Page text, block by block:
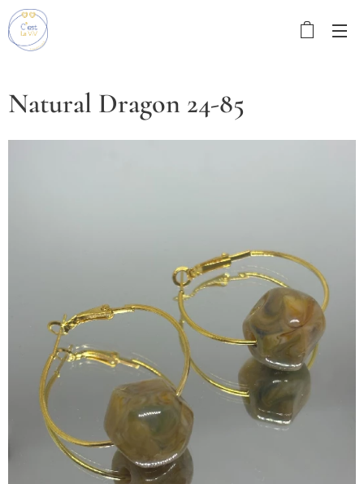
Natural Dragon 24-85